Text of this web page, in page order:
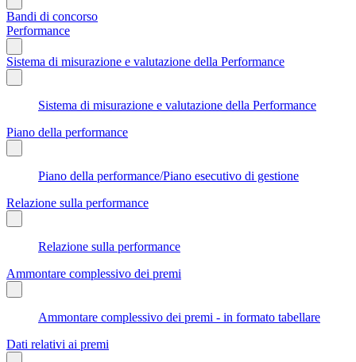
Bandi di concorso
Performance
Sistema di misurazione e valutazione della Performance
Sistema di misurazione e valutazione della Performance
Piano della performance
Piano della performance/Piano esecutivo di gestione
Relazione sulla performance
Relazione sulla performance
Ammontare complessivo dei premi
Ammontare complessivo dei premi - in formato tabellare
Dati relativi ai premi